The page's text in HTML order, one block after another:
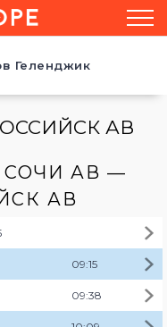
Геленджик
АВ
АВ —
АВ
09:15
09:38